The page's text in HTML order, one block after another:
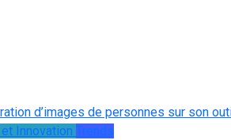
Innovation Trends